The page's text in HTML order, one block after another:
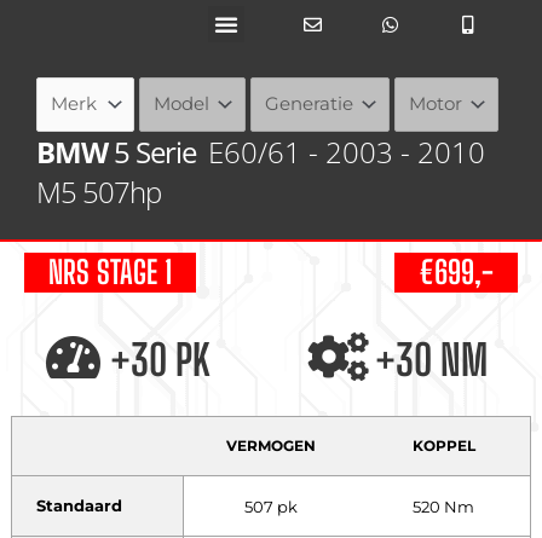
inhoud
BMW5 Serie E60/61 - 2003 - 2010
M5 507hp
NRS STAGE 1 €699,-
+30 PK +30 NM
VERMOGEN KOPPEL
Standaard 507 pk 520 Nm